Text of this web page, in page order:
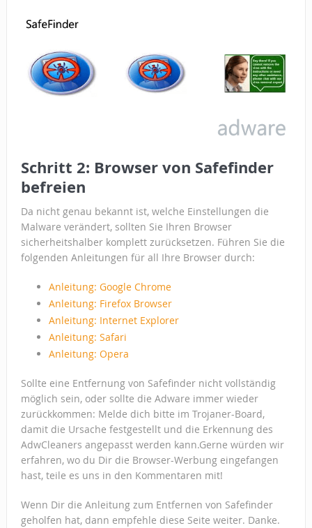
Schritt 2: Browser von Safefinder
befreien
Da nicht genau bekannt ist, welche Einstellungen die
Malware verändert, sollten Sie Ihren Browser
sicherheitshalber komplett zurücksetzen. Führen Sie die
folgenden Anleitungen für all Ihre Browser durch:
Anleitung: Google Chrome
Anleitung: Firefox Browser
Anleitung: Internet Explorer
Anleitung: Safari
Anleitung: Opera
Sollte eine Entfernung von Safefinder nicht vollständig
möglich sein, oder sollte die Adware immer wieder
zurückkommen: Melde dich bitte im Trojaner-Board,
damit die Ursache festgestellt und die Erkennung des
AdwCleaners angepasst werden kann.Gerne würden wir
erfahren, wo du Dir die Browser-Werbung eingefangen
hast, teile es uns in den Kommentaren mit!
Wenn Dir die Anleitung zum Entfernen von Safefinder
geholfen hat, dann empfehle diese Seite weiter. Danke.